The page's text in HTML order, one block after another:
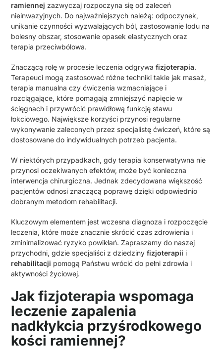
ramiennej zazwyczaj rozpoczyna się od zaleceń
nieinwazyjnych. Do najważniejszych należą: odpoczynek,
unikanie czynności wyzwalających ból, zastosowanie lodu na
bolesny obszar, stosowanie opasek elastycznych oraz
terapia przeciwbólowa.
Znaczącą rolę w procesie leczenia odgrywafizjoterapia.
Terapeuci mogą zastosować różne techniki takie jak masaż,
terapia manualna czy ćwiczenia wzmacniające i
rozciągające, które pomagają zmniejszyć napięcie w
ścięgnach i przywrócić prawidłową funkcję stawu
łokciowego. Największe korzyści przynosi regularne
wykonywanie zaleconych przez specjalistę ćwiczeń, które są
dostosowane do indywidualnych potrzeb pacjenta.
W niektórych przypadkach, gdy terapia konserwatywna nie
przynosi oczekiwanych efektów, może być konieczna
interwencja chirurgiczna. Jednak zdecydowana większość
pacjentów odnosi znaczącą poprawę dzięki odpowiednio
dobranym metodom rehabilitacji.
Kluczowym elementem jest wczesna diagnoza i rozpoczęcie
leczenia, które może znacznie skrócić czas zdrowienia i
zminimalizować ryzyko powikłań. Zapraszamy do naszej
przychodni, gdzie specjaliści z dziedzinyfizjoterapii i
rehabilitacji pomogą Państwu wrócić do pełni zdrowia i
aktywności życiowej.
Jak fizjoterapia wspomaga
leczenie zapalenia
nadkłykcia przyśrodkowego
kości ramiennej?